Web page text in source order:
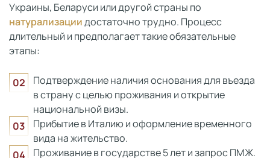
Украины, Беларуси или другой страны по
натурализациидостаточно трудно. Процесс
длительный и предполагает такие обязательные
этапы:
Подтверждение наличия основания для въезда
в страну с целью проживания и открытие
национальной визы.
Прибытие в Италию и оформление временного
вида на жительство.
Проживание в государстве 5 лет и запрос ПМЖ.